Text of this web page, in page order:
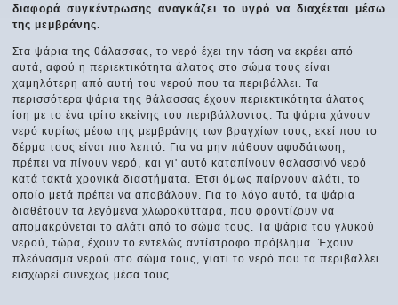
διαφορά συγκέντρωσης αναγκάζει το υγρό να διαχέεται μέσω
της μεμβράνης.
Στα ψάρια της θάλασσας, το νερό έχει την τάση να εκρέει από
αυτά, αφού η περιεκτικότητα άλατος στο σώμα τους είναι
χαμηλότερη από αυτή του νερού που τα περιβάλλει. Τα
περισσότερα ψάρια της θάλασσας έχουν περιεκτικότητα άλατος
ίση με το ένα τρίτο εκείνης του περιβάλλοντος. Τα ψάρια χάνουν
νερό κυρίως μέσω της μεμβράνης των βραγχίων τους, εκεί που το
δέρμα τους είναι πιο λεπτό. Για να μην πάθουν αφυδάτωση,
πρέπει να πίνουν νερό, και γι' αυτό καταπίνουν θαλασσινό νερό
κατά τακτά χρονικά διαστήματα. Έτσι όμως παίρνουν αλάτι, το
οποίο μετά πρέπει να αποβάλουν. Για το λόγο αυτό, τα ψάρια
διαθέτουν τα λεγόμενα χλωροκύτταρα, που φροντίζουν να
απομακρύνεται το αλάτι από το σώμα τους. Τα ψάρια του γλυκού
νερού, τώρα, έχουν το εντελώς αντίστροφο πρόβλημα. Έχουν
πλεόνασμα νερού στο σώμα τους, γιατί το νερό που τα περιβάλλει
εισχωρεί συνεχώς μέσα τους.